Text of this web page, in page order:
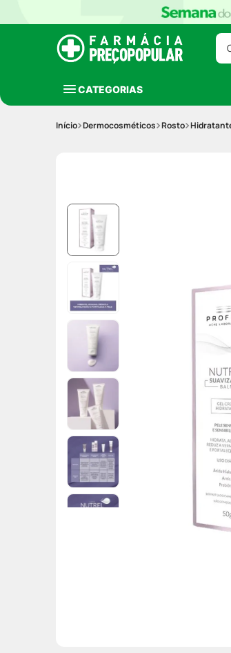
O
CATEGORIAS
Dermocosméticos Rosto